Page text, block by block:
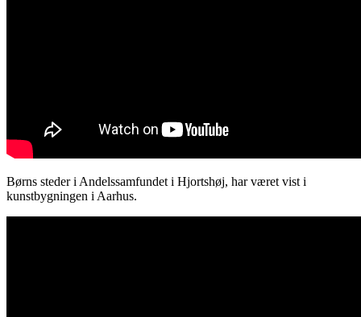
Børns steder i Andelssamfundet i Hjortshøj, har været vist i
kunstbygningen i Aarhus.